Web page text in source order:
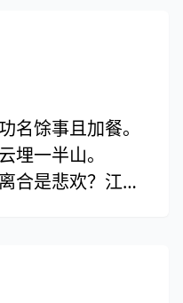
名馀事且加餐。
埋一半山。
合是悲欢？江头